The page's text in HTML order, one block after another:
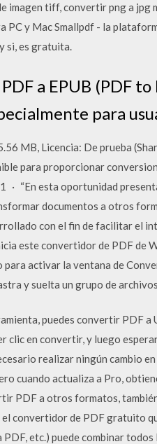
imagen tiff, convertir png a
PC y Mac Smallpdf - la
si, es gratuita.
a EPUB (PDF
para
MB, Licencia: De prueba
para proporcionar
“En esta oportunidad
documentos a otros
con el fin de facilitar el
este convertidor de PDF de
activar la ventana de
y suelta un grupo de
puedes convertir PDF
clic en convertir, y luego
realizar ningún cambio
cuando actualiza a Pro,
PDF a otros formatos,
el convertidor de PDF gratuito
PDF, etc.) puede combinar